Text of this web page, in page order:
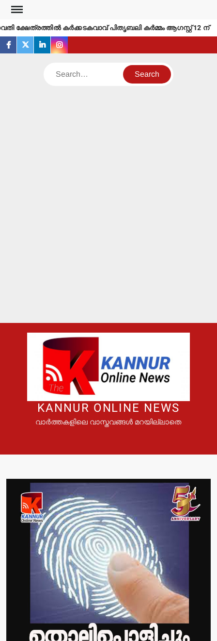
Skip
contentക്ഷേത്രത്തില്‍ കര്‍ക്കടകവാവ് പിതൃബലി കര്‍മ്മം ആഗസ്റ്റ് 12 ന്
facebook
twitterlinkedininstagram
Search
KANNUR ONLINE NEWS
വാർത്തകളിലെ വാസ്തവങ്ങൾ മറയില്ലാതെ